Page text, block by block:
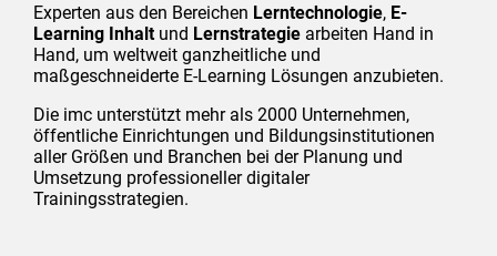
Experten aus den Bereichen Lerntechnologie, E-
Learning Inhaltund Lernstrategie arbeiten Hand in
Hand, um weltweit ganzheitliche und
maßgeschneiderte E-Learning Lösungen anzubieten.
Die imc unterstützt mehr als 2000 Unternehmen,
öffentliche Einrichtungen und Bildungsinstitutionen
aller Größen und Branchen bei der Planung und
Umsetzung professioneller digitaler
Trainingsstrategien.